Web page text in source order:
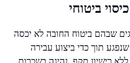
ביטוחי
שבהם ביטוח החובה לא יכסה
תוך כדי ביצוע עבירה